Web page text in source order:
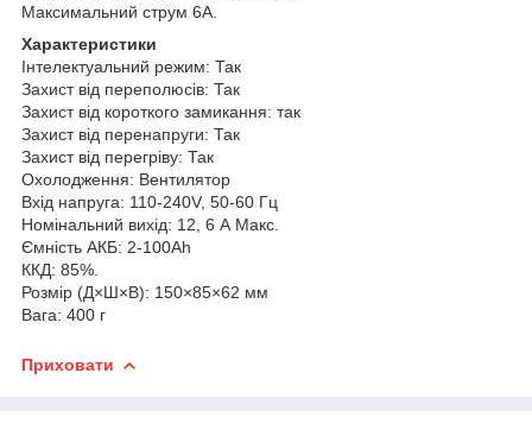
Максимальний струм 6А.
Характеристики
Інтелектуальний режим: Так
Захист від переполюсів: Так
Захист від короткого замикання: так
Захист від перенапруги: Так
Захист від перегріву: Так
Охолодження: Вентилятор
Вхід напруга: 110-240V, 50-60 Гц
Номінальний вихід: 12, 6 А Макс.
Ємність АКБ: 2-100Ah
ККД: 85%.
Розмір (Д×Ш×В): 150×85×62 мм
Вага: 400 г
Приховати